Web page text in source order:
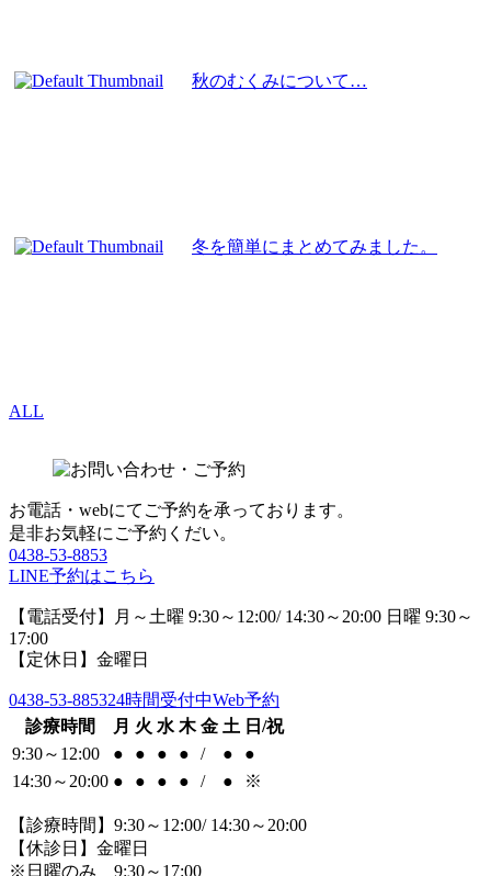
秋のむくみについて…
冬を簡単にまとめてみました。
ALL
お電話・webにてご予約を承っております。
是非お気軽にご予約くだい。
0438-53-8853
LINE予約はこちら
【電話受付】月～土曜 9:30～12:00/ 14:30～20:00 日曜 9:30～
17:00
【定休日】金曜日
0438-53-885324時間受付中Web予約
診療時間
月 火 水 木 金 土 日/祝
9:30～12:00
● ● ● ● / ●
●
14:30～20:00 ● ● ● ● / ● ※
【診療時間】9:30～12:00/ 14:30～20:00
【休診日】金曜日
※日曜のみ 9:30～17:00